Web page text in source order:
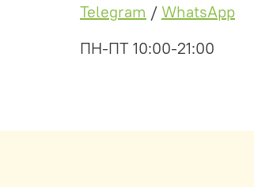
Telegram / WhatsApp
ПН-ПТ 10:00-21:00